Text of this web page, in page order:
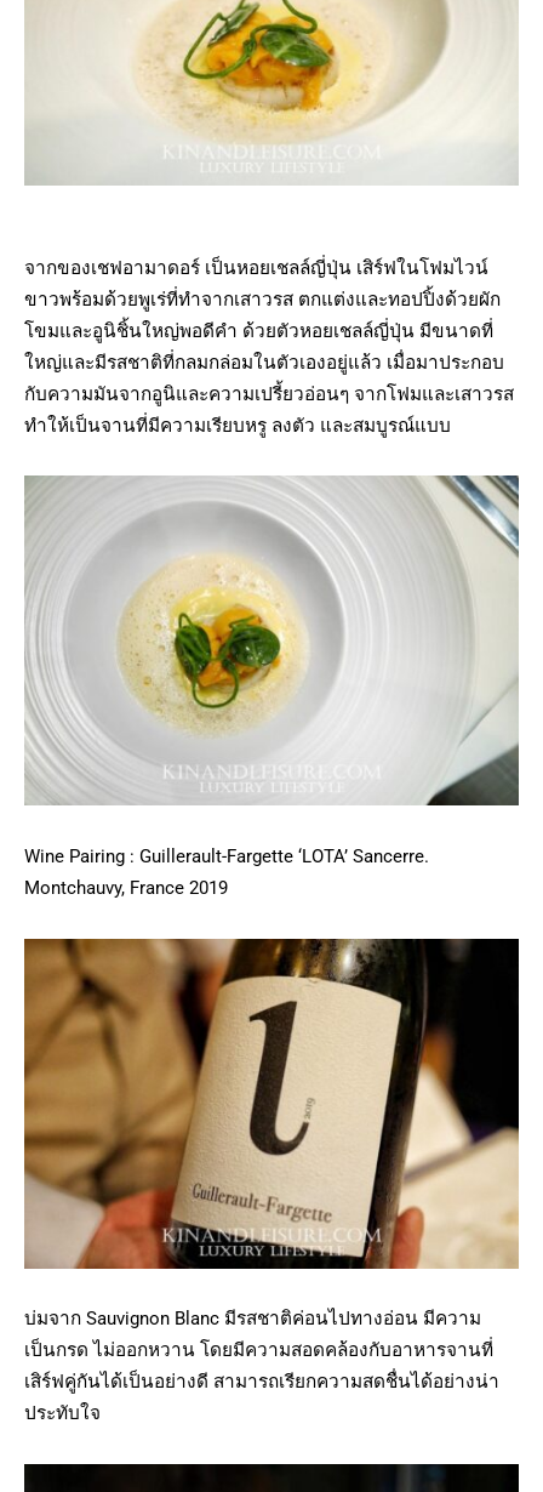
จากของเชฟอามาดอร์ เป็นหอยเชลล์ญี่ปุ่น เสิร์ฟในโฟมไวน์
ขาวพร้อมด้วยพูเร่ที่ทำจากเสาวรส ตกแต่งและทอปปิ้งด้วยผัก
โขมและอูนิชิ้นใหญ่พอดีคำ ด้วยตัวหอยเชลล์ญี่ปุ่น มีขนาดที่
ใหญ่และมีรสชาติที่กลมกล่อมในตัวเองอยู่แล้ว เมื่อมาประกอบ
กับความมันจากอูนิและความเปรี้ยวอ่อนๆ จากโฟมและเสาวรส
ทำให้เป็นจานที่มีความเรียบหรู ลงตัว และสมบูรณ์แบบ
Wine Pairing : Guillerault-Fargette ‘LOTA’ Sancerre.
Montchauvy, France 2019
บ่มจาก Sauvignon Blanc มีรสชาติค่อนไปทางอ่อน มีความ
เป็นกรด ไม่ออกหวาน โดยมีความสอดคล้องกับอาหารจานที่
เสิร์ฟคู่กันได้เป็นอย่างดี สามารถเรียกความสดชื่นได้อย่างน่า
ประทับใจ